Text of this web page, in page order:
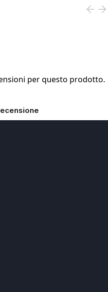
per questo prodotto.